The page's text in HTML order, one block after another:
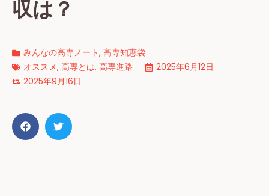
収は？
みんなの高専ノート, 高専知恵袋
オススメ, 高専とは, 高専進路
2025年6月12日
2025年9月16日